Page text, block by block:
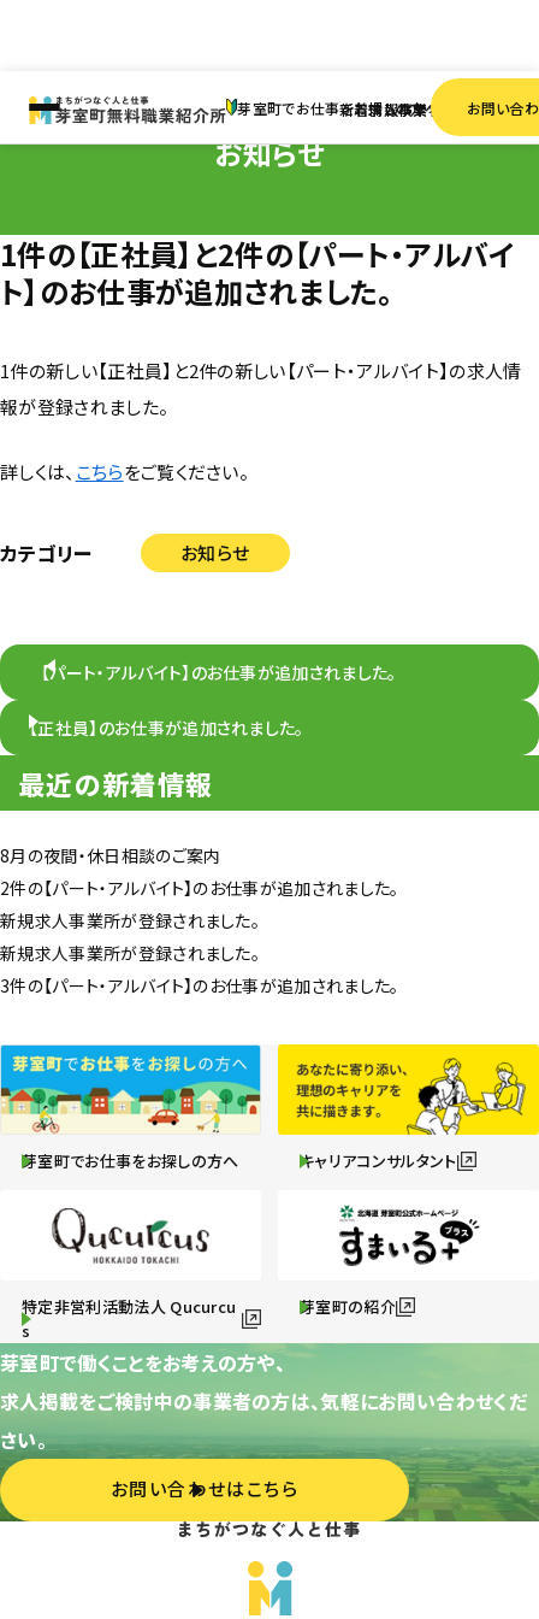
芽室町でお仕事をお探しの方へ
新着情報求人検索事業者一覧お問い合
1件の【正社員】と2件の【パート・アルバイト】のお仕事が追加されまし
お知らせ
1件の【正社員】と2件の【パート・アルバイ
ト】のお仕事が追加されました。
1件の新しい【正社員】と2件の新しい【パート・アルバイト】の求人情
報が登録されました。
詳しくは、 こちらをご覧ください。
カテゴリー お知らせ
【パート・アルバイト】のお仕事が追加されました。
【正社員】のお仕事が追加されました。
最近の新着情報
8月の夜間・休日相談のご案内
2件の【パート・アルバイト】のお仕事が追加されました。
新規求人事業所が登録されました。
新規求人事業所が登録されました。
3件の【パート・アルバイト】のお仕事が追加されました。
芽室町でお仕事をお探しの方へ キャリアコンサルタント
特定非営利活動法人 Qucurcu
s
芽室町の紹介
芽室町で働くことをお考えの方や、
求人掲載をご検討中の事業者の方は、気軽にお問い合わせくだ
さい。
お問い合わせはこちら